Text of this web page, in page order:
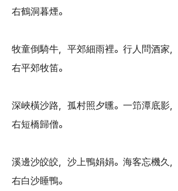
右鶴洞暮煙。
牧童倒騎牛，平郊細雨裡。行人問酒家，
右平郊牧笛。
深峽橫沙路，孤村照夕曛。一笻潭底影，
右短橋歸僧。
溪邊沙皎皎，沙上鴨娟娟。海客忘機久，
右白沙睡鴨。